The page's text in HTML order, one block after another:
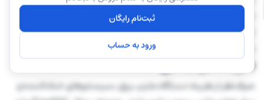
ثبت‌نام رایگان
ورود به حساب
می‌توانند تعداد زیادی از آن‌ها را خریداری کنند. این تجمع باعث
تمرکز قدرت هش در دست چند گروه بزرگ می‌شود؛ اتفاقی که
می‌تواند بر غیرمتمرکز بودن بیتکوین تأثیر بگذارد.
هزینه‌های جانبی
صرف‌نظر از هزینه دستگاه ماینر، برق، سیستم‌های خنک‌کننده و